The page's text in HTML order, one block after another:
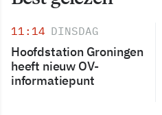
11:14 DINSDAG
Hoofdstation Groningen
heeft nieuw OV-
informatiepunt